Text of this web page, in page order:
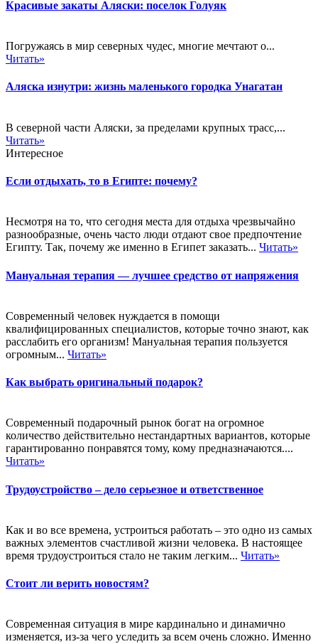
Красивые закаты Аляски: поселок Голуяк
Погружаясь в мир северных чудес, многие мечтают о...
Читать»
Аляска изнутри: жизнь маленького городка Унагатан
В северной части Аляски, за пределами крупных трасс,...
Читать»
Интересное
Если отдыхать, то в Египте: почему?
Несмотря на то, что сегодня места для отдыха чрезвычайно
разнообразные, очень часто люди отдают свое предпочтение
Египту. Так, почему же именно в Египет заказать... Читать»
Мануальная терапия — лучшее средство от напряжения
Современный человек нуждается в помощи
квалифицированных специалистов, которые точно знают, как
расслабить его организм! Мануальная терапия пользуется
огромным... Читать»
Как выбрать оригинальный подарок?
Современный подарочный рынок богат на огромное
количество действительно нестандартных вариантов, которые
гарантированно понравятся тому, кому предназначаются....
Читать»
Трудоустройство – дело серьезное и ответственное
Как и во все времена, устроиться работать – это одно из самых
важных элементов счастливой жизни человека. В настоящее
время трудоустроиться стало не таким легким... Читать»
Стоит ли верить новостям?
Современная ситуация в мире кардинально и динамично
изменяется, из-за чего уследить за всем очень сложно. Именно